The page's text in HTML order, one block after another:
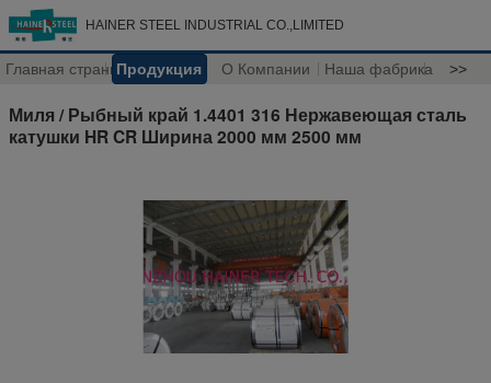
HAINER STEEL INDUSTRIAL CO.,LIMITED
Главная страницаПродукция О Компании Наша фабрика >>
Миля / Рыбный край 1.4401 316 Нержавеющая сталь
катушки HR CR Ширина 2000 мм 2500 мм